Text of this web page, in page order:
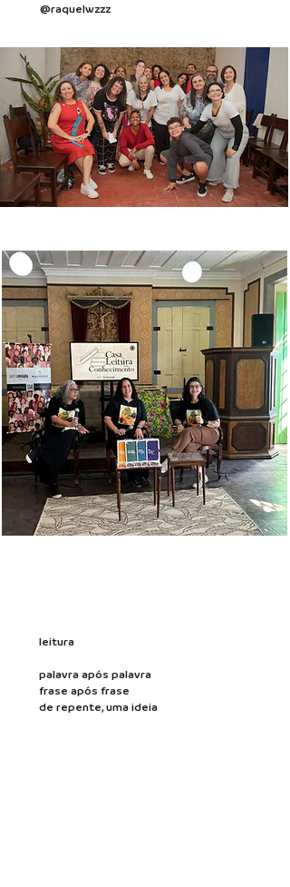
@raquelwzzz
leitura
palavra após palavra
frase após frase
de repente, uma ideia